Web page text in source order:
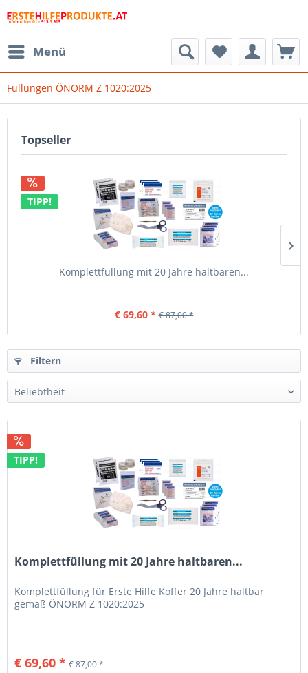
Menü
Füllungen ÖNORM Z 1020:2025
Topseller
TIPP!
Komplettfüllung mit 20 Jahre haltbaren...
€ 69,60 * € 87,00 *
Filtern
TIPP!
Komplettfüllung mit 20 Jahre haltbaren...
Komplettfüllung für Erste Hilfe Koffer 20 Jahre haltbar
gemäß ÖNORM Z 1020:2025
€ 69,60 * € 87,00 *